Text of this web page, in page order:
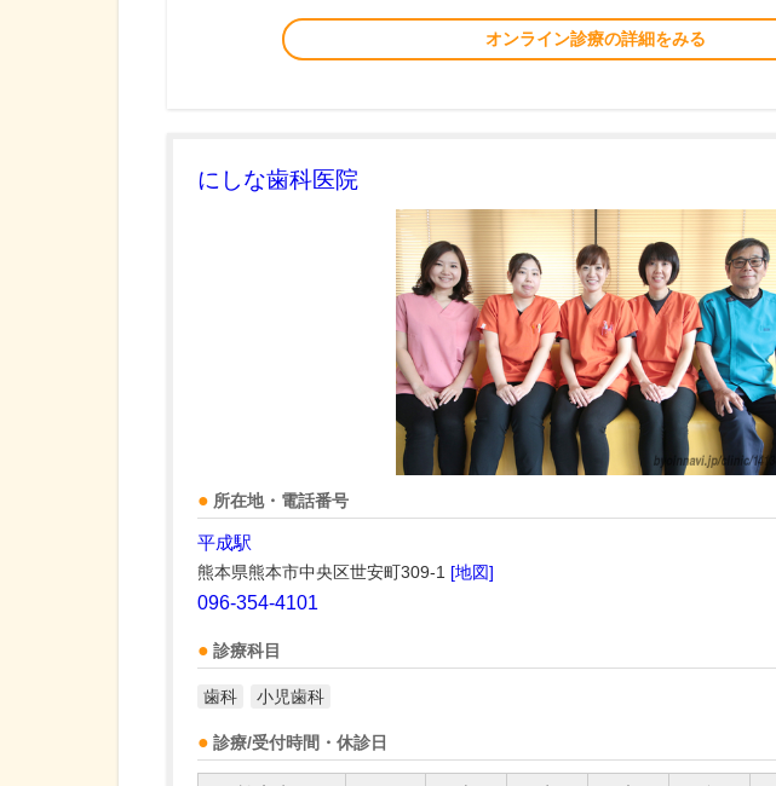
オンライン診療の詳細をみる
にしな歯科医院
所在地・電話番号
平成駅
熊本県熊本市中央区世安町309-1 [地図]
096-354-4101
診療科目
歯科 小児歯科
診療/受付時間・休診日